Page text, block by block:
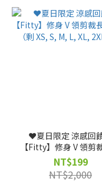
❤️夏日限定 涼感回
【Fitty】修身 V 領剪
上衣（剩 XS, S, M, L,
號）
NT$199
NT$2,000